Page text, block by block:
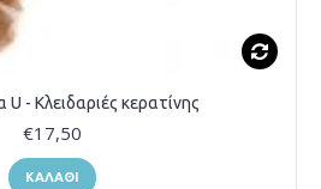
- Κλειδαριές κερατίνης
€17,50
ΚΑΛΆΘΙ